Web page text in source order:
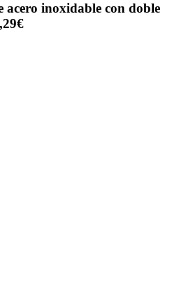
inoxidable con doble